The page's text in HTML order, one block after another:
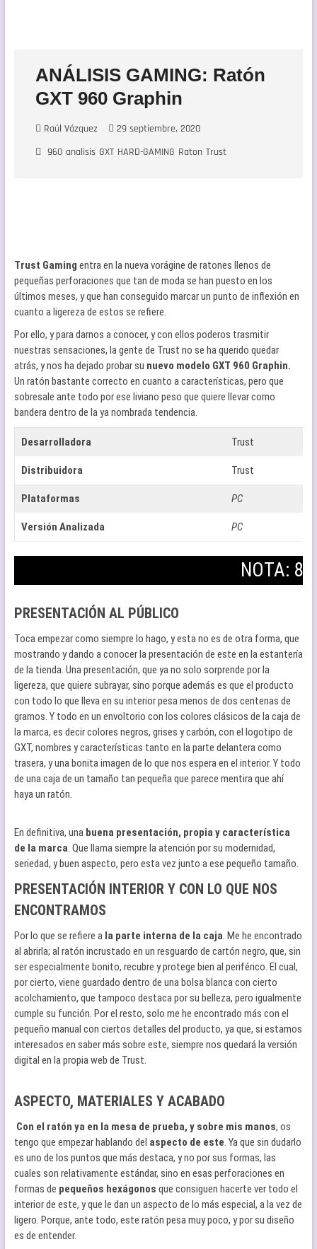
ANÁLISIS GAMING: Ratón
GXT 960 Graphin
Raúl Vázquez
29 septiembre, 2020
960 analisis GXT HARD-GAMING Raton Trust
Trust Gaming entra en la nueva vorágine de ratones llenos de
pequeñas perforaciones que tan de moda se han puesto en los
últimos meses, y que han conseguido marcar un punto de inflexión en
cuanto a ligereza de estos se refiere.
Por ello, y para darnos a conocer, y con ellos poderos trasmitir
nuestras sensaciones, la gente de Trust no se ha querido quedar
atrás, y nos ha dejado probar su nuevo modelo GXT 960 Graphin.
Un ratón bastante correcto en cuanto a características, pero que
sobresale ante todo por ese liviano peso que quiere llevar como
bandera dentro de la ya nombrada tendencia.
Desarrolladora Trust
Distribuidora Trust
Plataformas PC
Versión Analizada PC
NOTA: 8
PRESENTACIÓN AL PÚBLICO
Toca empezar como siempre lo hago, y esta no es de otra forma, que
mostrando y dando a conocer la presentación de este en la estantería
de la tienda. Una presentación, que ya no solo sorprende por la
ligereza, que quiere subrayar, sino porque además es que el producto
con todo lo que lleva en su interior pesa menos de dos centenas de
gramos. Y todo en un envoltorio con los colores clásicos de la caja de
la marca, es decir colores negros, grises y carbón, con el logotipo de
GXT, nombres y características tanto en la parte delantera como
trasera, y una bonita imagen de lo que nos espera en el interior. Y todo
de una caja de un tamaño tan pequeña que parece mentira que ahí
haya un ratón.
En definitiva, una buena presentación, propia y característica
de la marca. Que llama siempre la atención por su modernidad,
seriedad, y buen aspecto, pero esta vez junto a ese pequeño tamaño.
PRESENTACIÓN INTERIOR Y CON LO QUE NOS
ENCONTRAMOS
Por lo que se refiere a la parte interna de la caja. Me he encontrado
al abrirla; al ratón incrustado en un resguardo de cartón negro, que, sin
ser especialmente bonito, recubre y protege bien al periférico. El cual,
por cierto, viene guardado dentro de una bolsa blanca con cierto
acolchamiento, que tampoco destaca por su belleza, pero igualmente
cumple su función. Por el resto, solo me he encontrado más con el
pequeño manual con ciertos detalles del producto, ya que, si estamos
interesados en saber más sobre este, siempre nos quedará la versión
digital en la propia web de Trust.
ASPECTO, MATERIALES Y ACABADO
Con el ratón ya en la mesa de prueba, y sobre mis manos, os
tengo que empezar hablando del aspecto de este. Ya que sin dudarlo
es uno de los puntos que más destaca, y no por sus formas, las
cuales son relativamente estándar, sino en esas perforaciones en
formas de pequeños hexágonos que consiguen hacerte ver todo el
interior de este, y que le dan un aspecto de lo más especial, a la vez de
ligero. Porque, ante todo, este ratón pesa muy poco, y por su diseño
es de entender.